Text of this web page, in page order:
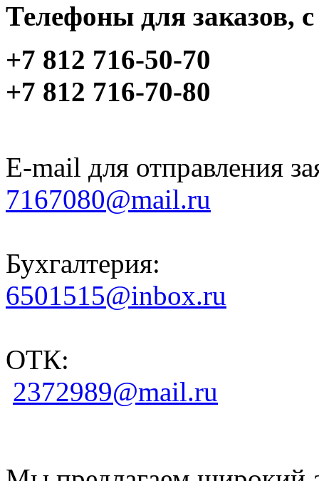
Телефоны для заказов,
+7 812 716-50-70
+7 812 716-70-80
E-mail для отправления
7167080@mail.ru
Бухгалтерия:
6501515@inbox.ru
ОТК:
2372989@mail.ru